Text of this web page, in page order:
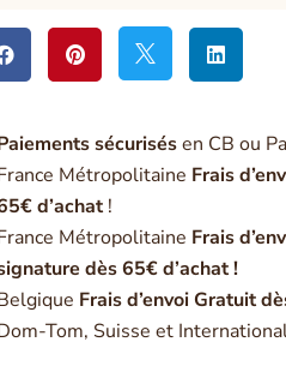
  
s sécurisésen CB ou
Métropolitaine Frais
d’achat!
Métropolitaine Frais
dès 65€ d’achat !
Frais d’envoi Gratuit
Tom, Suisse et